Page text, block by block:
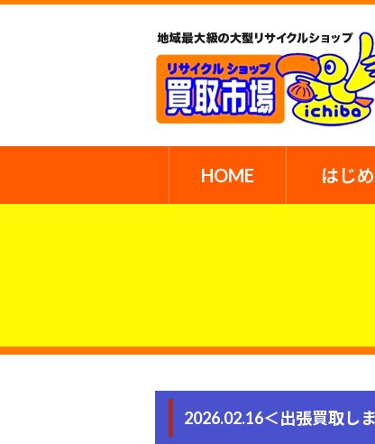
HOME はじ
2026.02.16＜出張買取し